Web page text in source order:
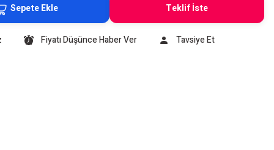
Sepete Ekle Teklif İste
Fiyatı Düşünce Haber Ver Tavsiye Et